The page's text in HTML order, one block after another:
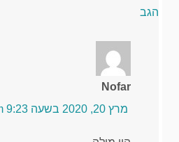
הגב
Nofar
מרץ 20, 2020 בשעה 9:23 am